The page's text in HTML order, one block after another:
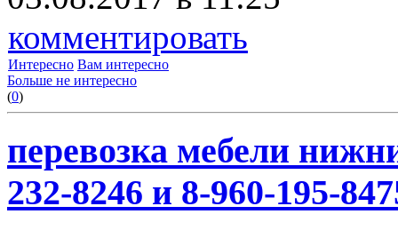
комментировать
Интересно Вам интересно
Больше не интересно
(0)
перевозка мебели
232-8246 и 8-960-195-